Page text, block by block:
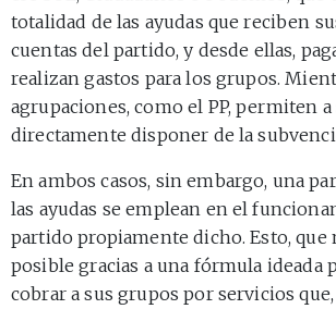
totalidad de las ayudas que reciben
cuentas del partido, y desde ellas,
realizan gastos para los grupos.
agrupaciones, como el PP, permiten
directamente disponer de la
En ambos casos, sin embargo, una
las ayudas se emplean en el
partido propiamente dicho. Esto, que
posible gracias a una fórmula ideada
cobrar a sus grupos por servicios